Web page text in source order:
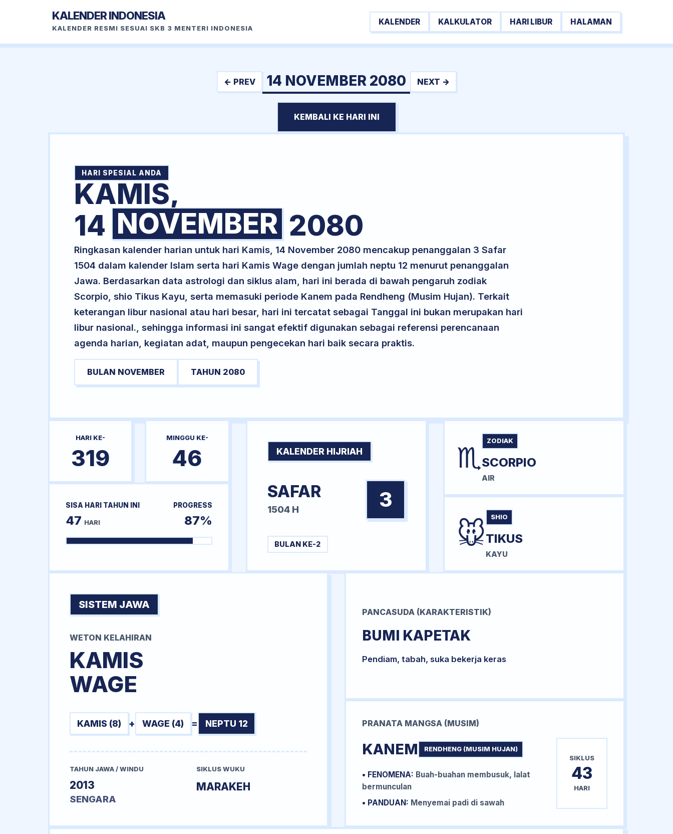
KALENDER INDONESIA
KALENDER RESMI SESUAI SKB 3 MENTERI INDONESIA
KALENDER KALKULATOR HARI LIBUR HALAMAN
← PREV 14 NOVEMBER 2080 NEXT →
KEMBALI KE HARI INI
HARI SPESIAL ANDA
KAMIS,
14 NOVEMBER 2080
Ringkasan kalender harian untuk hari Kamis, 14 November 2080 mencakup penanggalan 3 Safar
1504 dalam kalender Islam serta hari Kamis Wage dengan jumlah neptu 12 menurut penanggalan
Jawa. Berdasarkan data astrologi dan siklus alam, hari ini berada di bawah pengaruh zodiak
Scorpio, shio Tikus Kayu, serta memasuki periode Kanem pada Rendheng (Musim Hujan). Terkait
keterangan libur nasional atau hari besar, hari ini tercatat sebagai Tanggal ini bukan merupakan hari
libur nasional., sehingga informasi ini sangat efektif digunakan sebagai referensi perencanaan
agenda harian, kegiatan adat, maupun pengecekan hari baik secara praktis.
BULAN NOVEMBER TAHUN 2080
HARI KE-
319
MINGGU KE-
46
SISA HARI TAHUN INI
47 HARI
PROGRESS
87%
KALENDER HIJRIAH
SAFAR
1504 H 3
BULAN KE-2
♏ ZODIAK
SCORPIO
AIR
🐭 SHIO
TIKUS
KAYU
SISTEM JAWA
WETON KELAHIRAN
KAMIS
WAGE
KAMIS (8) + WAGE (4) = NEPTU 12
TAHUN JAWA / WINDU
2013
SENGARA
SIKLUS WUKU
MARAKEH
PANCASUDA (KARAKTERISTIK)
BUMI KAPETAK
Pendiam, tabah, suka bekerja keras
PRANATA MANGSA (MUSIM)
KANEM RENDHENG (MUSIM HUJAN)
• FENOMENA: Buah-buahan membusuk, lalat
bermunculan
• PANDUAN: Menyemai padi di sawah
SIKLUS
43
HARI